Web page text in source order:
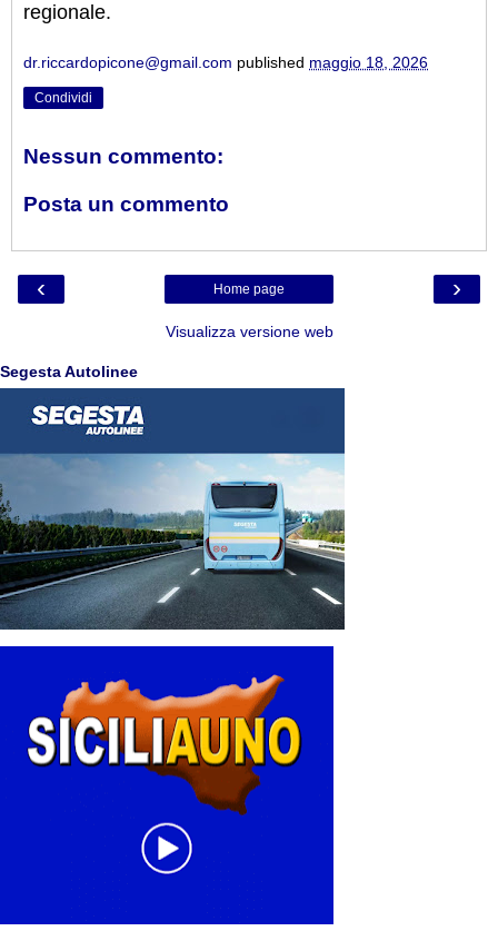
regionale.
dr.riccardopicone@gmail.com published maggio 18, 2026
Condividi
Nessun commento:
Posta un commento
‹ ›
Home page
Visualizza versione web
Segesta Autolinee